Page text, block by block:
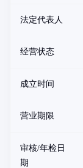
法定代表人
经营状态
成立时间
营业期限
审核/年检日
期